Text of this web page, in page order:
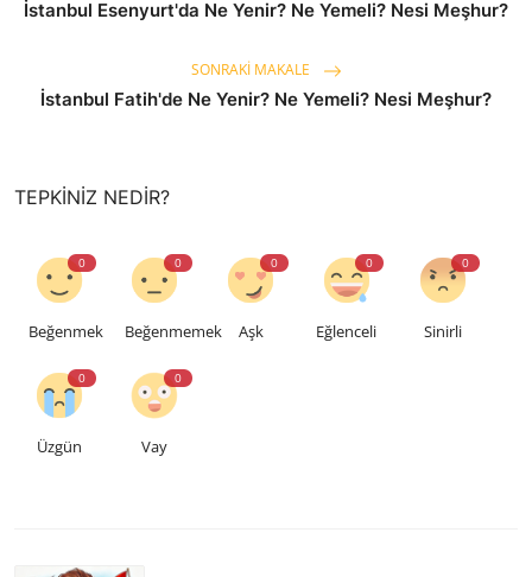
İstanbul Esenyurt'da Ne Yenir? Ne Yemeli? Nesi Meşhur?
SONRAKI MAKALE
İstanbul Fatih'de Ne Yenir? Ne Yemeli? Nesi Meşhur?
TEPKINIZ NEDIR?
0
Beğenmek
0
Beğenmemek
0
Aşk
0
Eğlenceli
0
Sinirli
0
Üzgün
0
Vay